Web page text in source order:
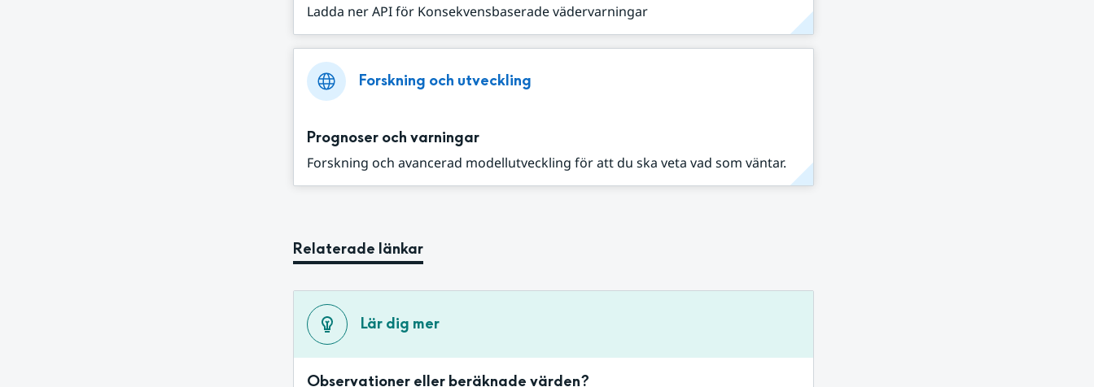
Ladda ner API för Konsekvensbaserade vädervarningar
Forskning och utveckling
Prognoser och varningar
Forskning och avancerad modellutveckling för att du ska veta vad som väntar.
Relaterade länkar
Lär dig mer
Observationer eller beräknade värden?